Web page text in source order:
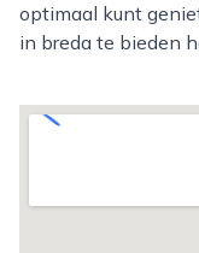
optimaal kunt
in breda te bieden